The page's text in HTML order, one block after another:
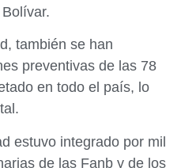
también se han
preventivas de las 78
en todo el país, lo
estuvo integrado por mil
de las Fanb y de los